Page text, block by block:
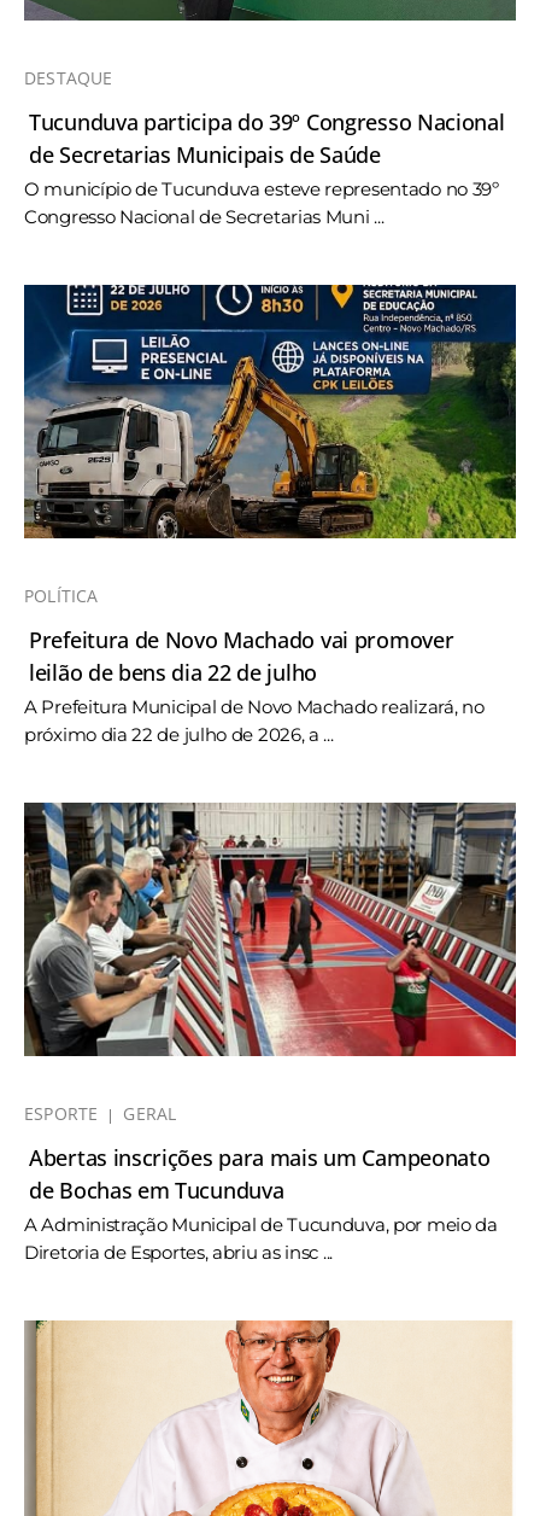
DESTAQUE
Tucunduva participa do 39º Congresso Nacional
de Secretarias Municipais de Saúde
O município de Tucunduva esteve representado no 39º
Congresso Nacional de Secretarias Muni ...
POLÍTICA
Prefeitura de Novo Machado vai promover
leilão de bens dia 22 de julho
A Prefeitura Municipal de Novo Machado realizará, no
próximo dia 22 de julho de 2026, a ...
ESPORTE GERAL
Abertas inscrições para mais um Campeonato
de Bochas em Tucunduva
A Administração Municipal de Tucunduva, por meio da
Diretoria de Esportes, abriu as insc ...